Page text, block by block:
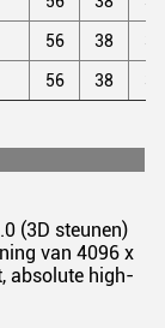
56 38 37
56 38 37
(3D steunen)
van 4096 x
absolute high-